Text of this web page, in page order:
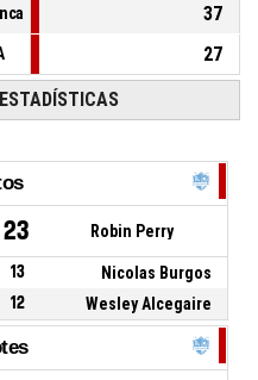
37
27
23 Robin Perry
13
Nicolas Burgos
12 Wesley Alcegaire